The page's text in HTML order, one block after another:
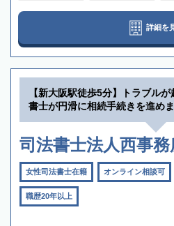
詳細を
【新大阪駅徒歩5分】トラブル
書士が円滑に相続手続きを進め
司法書士法人西事務
女性司法書士在籍 オンライン相談可
職歴20年以上